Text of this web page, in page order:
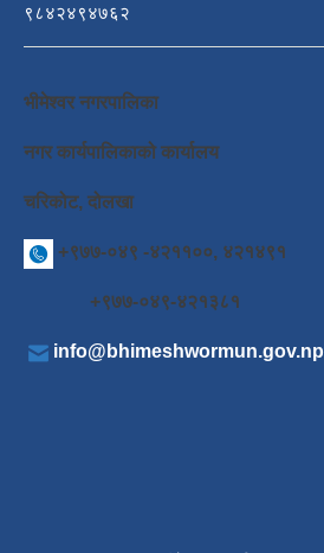
९८४२४९४७६२
भीमेश्वर नगरपालिका
नगर कार्यपालिकाको कार्यालय
चरिकोट, दोलखा
+९७७-०४९ -४२११००, ४२१४९१
+९७७-०४९-४२१३८१
info@bhimeshwormun.gov.np